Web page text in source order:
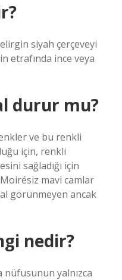
siyah çerçeveyi
etrafında ince veya
durur mu?
ve bu renkli
için, renkli
sağladığı için
mavi camlar
görünmeyen ancak
nedir?
nüfusunun yalnızca